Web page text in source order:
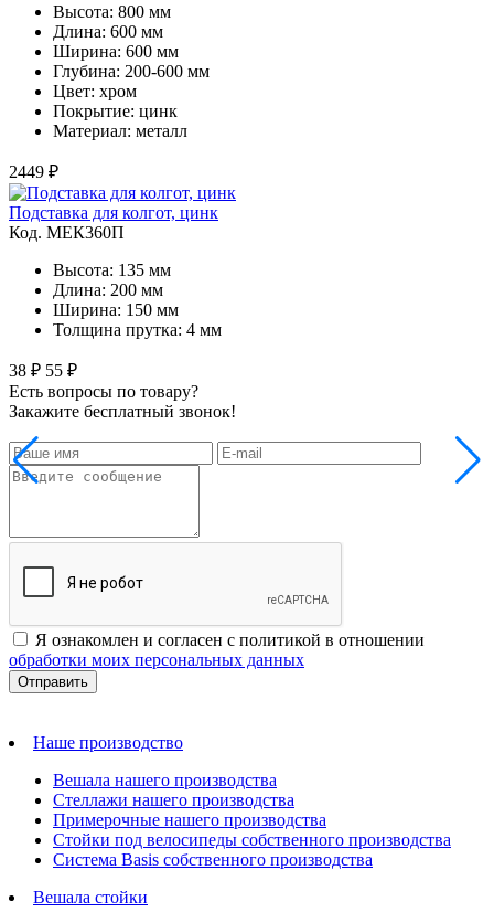
Высота: 800 мм
Длина: 600 мм
Ширина: 600 мм
Глубина: 200-600 мм
Цвет: хром
Покрытие: цинк
Материал: металл
2449 ₽
Подставка для колгот, цинк
Код. MЕК360П
Высота: 135 мм
Длина: 200 мм
Ширина: 150 мм
Толщина прутка: 4 мм
38 ₽ 55 ₽
Есть вопросы по товару?
Закажите бесплатный звонок!
Я ознакомлен и согласен с политикой в отношении
обработки моих персональных данных
Наше производство
Вешала нашего производства
Стеллажи нашего производства
Примерочные нашего производства
Стойки под велосипеды собственного производства
Система Basis собственного производства
Вешала стойки